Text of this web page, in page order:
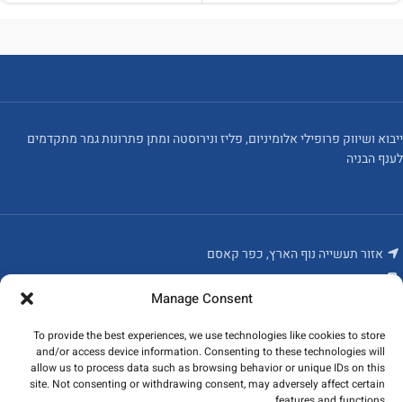
Manage Consent
To provide the best experiences, we use technologies like cookies to store
and/or access device information. Consenting to these technologies will
allow us to process data such as browsing behavior or unique IDs on this
site. Not consenting or withdrawing consent, may adversely affect certain
ייבוא ושיווק פרופילי אלומיניום, פליז ונירוסטה ומתן פתרונות גמר מתקדמים
לענף הבניה
אזור תעשייה נוף הארץ, כפר קאסם
משרד: 03-6715586
מאמרים אחרונים
המוצרים שלנו